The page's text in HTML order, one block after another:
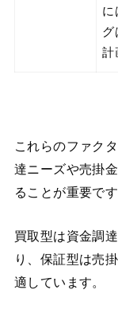
に
グ
計
これらのファク
達ニーズや売掛
ることが重要です
買取型は資金調
り、保証型は売
適しています。